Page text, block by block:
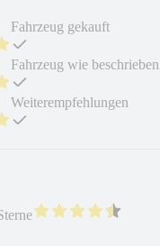
Fahrzeug gekauft
Fahrzeug wie beschrieben
Weiterempfehlungen